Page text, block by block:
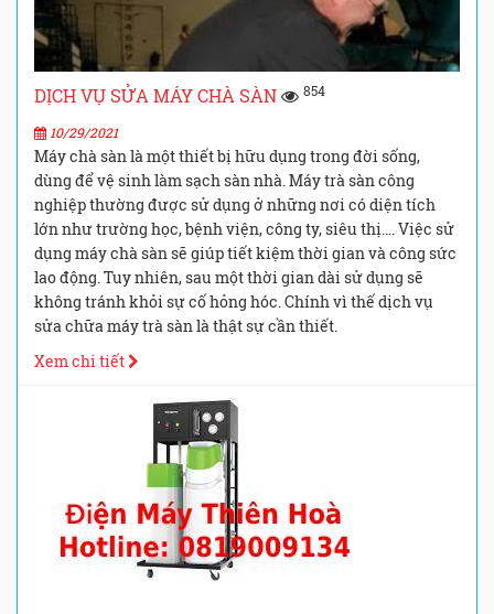
DỊCH VỤ SỬA MÁY CHÀ SÀN 854
10/29/2021
Máy chà sàn là một thiết bị hữu dụng trong đời sống,
dùng để vệ sinh làm sạch sàn nhà. Máy trà sàn công
nghiệp thường được sử dụng ở những nơi có diện tích
lớn như trường học, bệnh viện, công ty, siêu thị…. Việc sử
dụng máy chà sàn sẽ giúp tiết kiệm thời gian và công sức
lao động. Tuy nhiên, sau một thời gian dài sử dụng sẽ
không tránh khỏi sự cố hỏng hóc. Chính vì thế dịch vụ
sửa chữa máy trà sàn là thật sự cần thiết.
Xem chi tiết